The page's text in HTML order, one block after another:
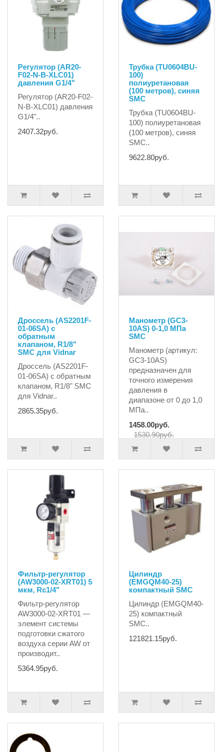
Регулятор (AR20-
F02-N-B-XLC01)
давления G1/4"
Регулятор (AR20-F02-
N-B-XLC01) давления
G1/4"..
2407.32руб.
Трубка (TU0604BU-
100)
полиуретановая
(100 метров), синяя
SMC
Трубка (TU0604BU-
100) полиуретановая
(100 метров), синяя
SMC..
9622.80руб.
Дроссель (AS2201F-
01-06SA) с
обратным
клапаном, R1/8"
SMC для Vidnar
Дроссель (AS2201F-
01-06SA) с обратным
клапаном, R1/8" SMC
для Vidnar..
2865.35руб.
Манометр (GC3-
10AS) 0-1,0 МПа
SMC
Манометр (артикул:
GC3-10AS)
предназначен для
точного измерения
давления в
диапазоне от 0 до 1,0
МПа..
1458.00руб.
1530.90руб.
Фильтр-регулятор
(AW3000-02-XRT01) 5
мкм, Rc1/4"
Фильтр-регулятор
AW3000-02-XRT01 —
элемент системы
подготовки сжатого
воздуха серии AW от
производит..
5364.95руб.
Цилиндр
(EMGQM40-25)
компактный SMC
Цилиндр (EMGQM40-
25) компактный
SMC..
121821.15руб.